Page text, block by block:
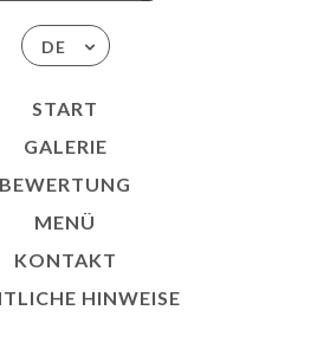
DE
START
GALERIE
BEWERTUNG
MENÜ
KONTAKT
HINWEISE